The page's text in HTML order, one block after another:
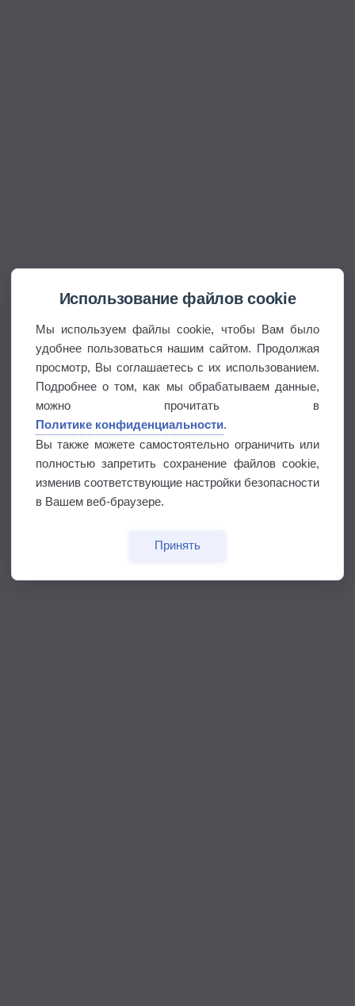
Использование файлов cookie
Мы используем файлы cookie, чтобы Вам было
удобнее пользоваться нашим сайтом. Продолжая
просмотр, Вы соглашаетесь с их использованием.
Подробнее о том, как мы обрабатываем данные,
можно прочитать в
Политике конфиденциальности.
Вы также можете самостоятельно ограничить или
полностью запретить сохранение файлов cookie,
изменив соответствующие настройки безопасности
в Вашем веб-браузере.
Принять